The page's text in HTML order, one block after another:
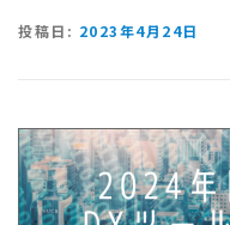
投稿日: 2023年4月24日